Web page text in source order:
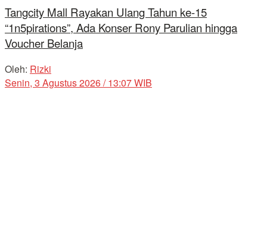
Tangcity Mall Rayakan Ulang Tahun ke-15
“1n5pirations”, Ada Konser Rony Parulian hingga
Voucher Belanja
Oleh: Rizki
Senin, 3 Agustus 2026 / 13:07 WIB